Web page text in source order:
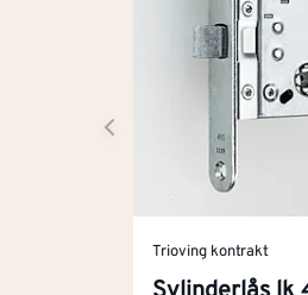
Trioving kontrakt